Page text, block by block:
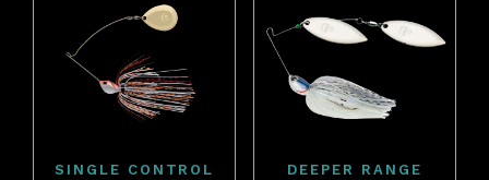
SINGLE CONTROL DEEPER RANGE